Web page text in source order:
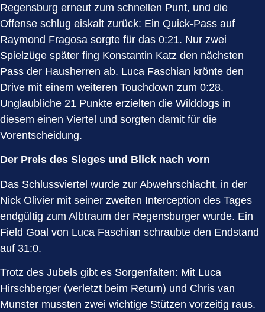
Regensburg erneut zum schnellen Punt, und die
Offense schlug eiskalt zurück: Ein Quick-Pass auf
Raymond Fragosa sorgte für das 0:21. Nur zwei
Spielzüge später fing Konstantin Katz den nächsten
Pass der Hausherren ab. Luca Faschian krönte den
Drive mit einem weiteren Touchdown zum 0:28.
Unglaubliche 21 Punkte erzielten die Wilddogs in
diesem einen Viertel und sorgten damit für die
Vorentscheidung.
Der Preis des Sieges und Blick nach vorn
Das Schlussviertel wurde zur Abwehrschlacht, in der
Nick Olivier mit seiner zweiten Interception des Tages
endgültig zum Albtraum der Regensburger wurde. Ein
Field Goal von Luca Faschian schraubte den Endstand
auf 31:0.
Trotz des Jubels gibt es Sorgenfalten: Mit Luca
Hirschberger (verletzt beim Return) und Chris van
Munster mussten zwei wichtige Stützen vorzeitig raus.